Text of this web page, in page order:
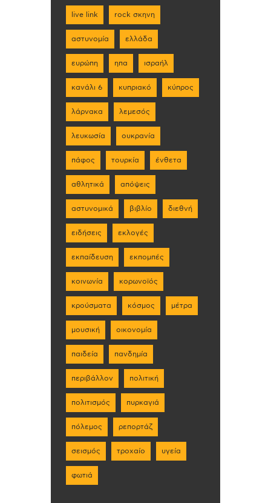
live link rock σκηνη
αστυνομία ελλάδα
ευρώπη ηπα ισραήλ
κανάλι 6 κυπριακό κύπρος
λάρνακα λεμεσός
λευκωσία ουκρανία
πάφος τουρκία ένθετα
αθλητικά απόψεις
αστυνομικά βιβλίο διεθνή
ειδήσεις εκλογές
εκπαίδευση εκπομπές
κοινωνία κορωνοϊός
κρούσματα κόσμος μέτρα
μουσική οικονομία
παιδεία πανδημία
περιβάλλον πολιτική
πολιτισμός πυρκαγιά
πόλεμος ρεπορτάζ
σεισμός τροχαίο υγεία
φωτιά